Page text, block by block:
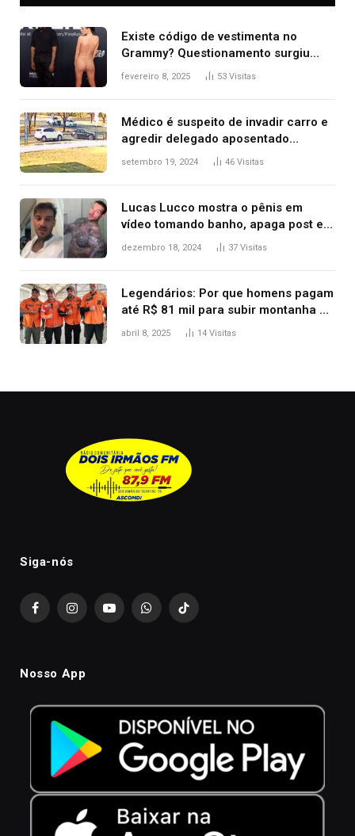
Existe código de vestimenta no
Grammy? Questionamento surgiu
após Bianca Censori, mulher de
fevereiro 8, 2025 53 Visitas
Médico é suspeito de invadir carro e
agredir delegado aposentado
durante confusão no trânsito
setembro 19, 2024 46 Visitas
Lucas Lucco mostra o pênis em
vídeo tomando banho, apaga post e
diz ‘foi mal’
dezembro 18, 2024 37 Visitas
Legendários: Por que homens pagam
até R$ 81 mil para subir montanha e
melhorar casamento?
abril 8, 2025 14 Visitas
Siga-nós
FacebookInstagramYouTubeWhatsAppTikTok
Nosso App